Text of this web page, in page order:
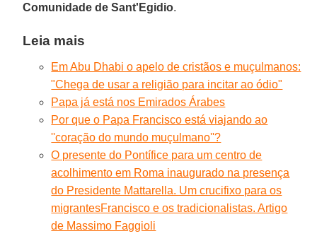
Comunidade de Sant'Egidio.
Leia mais
Em Abu Dhabi o apelo de cristãos e muçulmanos:
"Chega de usar a religião para incitar ao ódio"
Papa já está nos Emirados Árabes
Por que o Papa Francisco está viajando ao
''coração do mundo muçulmano''?
O presente do Pontífice para um centro de
acolhimento em Roma inaugurado na presença
do Presidente Mattarella. Um crucifixo para os
migrantesFrancisco e os tradicionalistas. Artigo
de Massimo Faggioli